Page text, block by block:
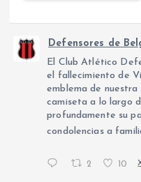
Defensores de
El Club Atlético
el fallecimiento de
emblema de
camiseta a lo largo
profundamente su
condolencias a
2 10